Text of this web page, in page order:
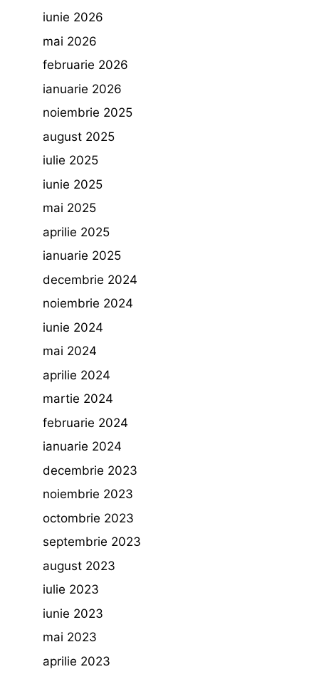
iunie 2026
mai 2026
februarie 2026
ianuarie 2026
noiembrie 2025
august 2025
iulie 2025
iunie 2025
mai 2025
aprilie 2025
ianuarie 2025
decembrie 2024
noiembrie 2024
iunie 2024
mai 2024
aprilie 2024
martie 2024
februarie 2024
ianuarie 2024
decembrie 2023
noiembrie 2023
octombrie 2023
septembrie 2023
august 2023
iulie 2023
iunie 2023
mai 2023
aprilie 2023